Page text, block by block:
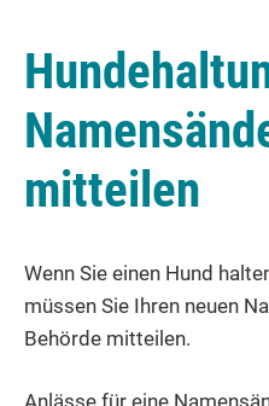
mitteilen
Wenn Sie einen Hund
müssen Sie Ihren neuen
Behörde mitteilen.